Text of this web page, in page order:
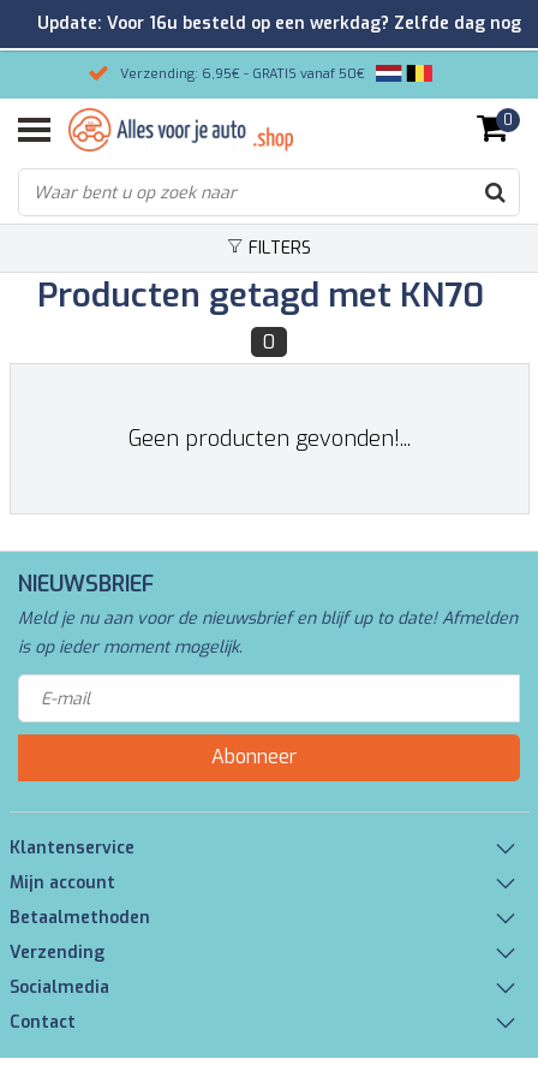
Verzending: 6,95€ - GRATIS vanaf 50€
Gemakkelijk bestellen/Veilig betalen
9.2/10 Klantenrating via Kiyoh!
0
FILTERS
Producten getagd met KN70
0
Geen producten gevonden!...
NIEUWSBRIEF
Meld je nu aan voor de nieuwsbrief en blijf up to date! Afmelden
is op ieder moment mogelijk.
Abonneer
Klantenservice
Mijn account
Betaalmethoden
Verzending
Socialmedia
Contact
Update: Voor 16u besteld op een werkdag? Zelfde dag nog
verzonden!